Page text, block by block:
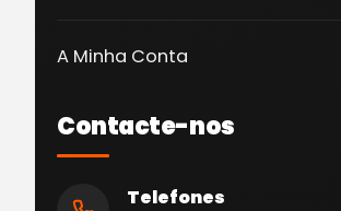
A Minha Conta
Contacte-nos
Telefones